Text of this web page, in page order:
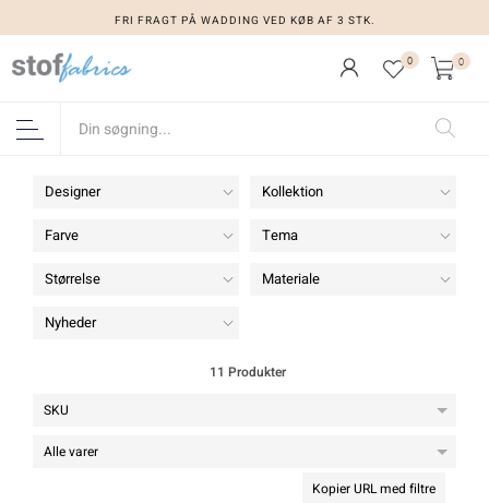
FRI FRAGT PÅ WADDING VED KØB AF 3 STK.
FRI FRAGT PÅ WADDING VED KØB AF 3 STK.
0 0
Designer Kollektion
Farve Tema
Størrelse Materiale
Nyheder
11 Produkter
Kopier URL med filtre